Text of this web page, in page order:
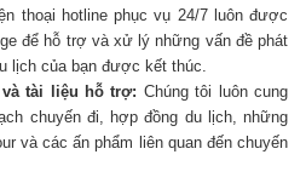
thoại hotline phục vụ 24/7 luôn được
để hỗ trợ và xử lý những vấn đề phát
lịch của bạn được kết thúc.
và tài liệu hỗ trợ: Chúng tôi luôn cung
chuyến đi, hợp đồng du lịch, những
và các ấn phẩm liên quan đến chuyến